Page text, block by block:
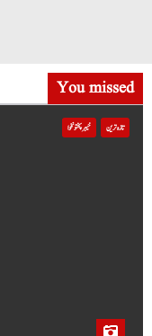
You missed
تازہ ترین خیبر پختونخوا